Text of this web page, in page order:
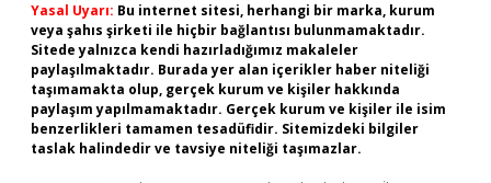
Yasal Uyarı: Bu internet sitesi, herhangi bir marka, kurum
veya şahıs şirketi ile hiçbir bağlantısı bulunmamaktadır.
Sitede yalnızca kendi hazırladığımız makaleler
paylaşılmaktadır. Burada yer alan içerikler haber niteliği
taşımamakta olup, gerçek kurum ve kişiler hakkında
paylaşım yapılmamaktadır. Gerçek kurum ve kişiler ile isim
benzerlikleri tamamen tesadüfidir. Sitemizdeki bilgiler
taslak halindedir ve tavsiye niteliği taşımazlar.